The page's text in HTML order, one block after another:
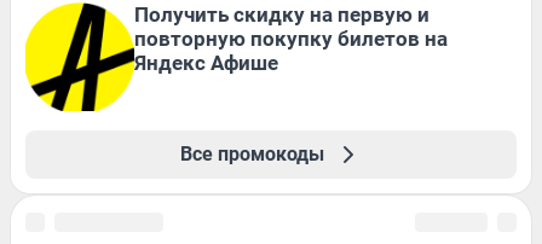
Получить скидку на первую и
повторную покупку билетов на
Яндекс Афише
Все промокоды